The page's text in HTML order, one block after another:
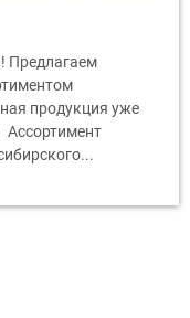
Предлагаем
продукция уже
Ассортимент